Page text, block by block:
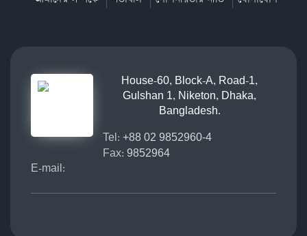
House-60, Block-A, Road-1,
Gulshan 1, Niketon, Dhaka,
Bangladesh.
Tel: +88 02 9852960-4
Fax: 9852964
E-mail: